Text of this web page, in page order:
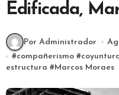
Edificada,
Por Administrador
#compañerismo #
estructura #Marcos Moraes